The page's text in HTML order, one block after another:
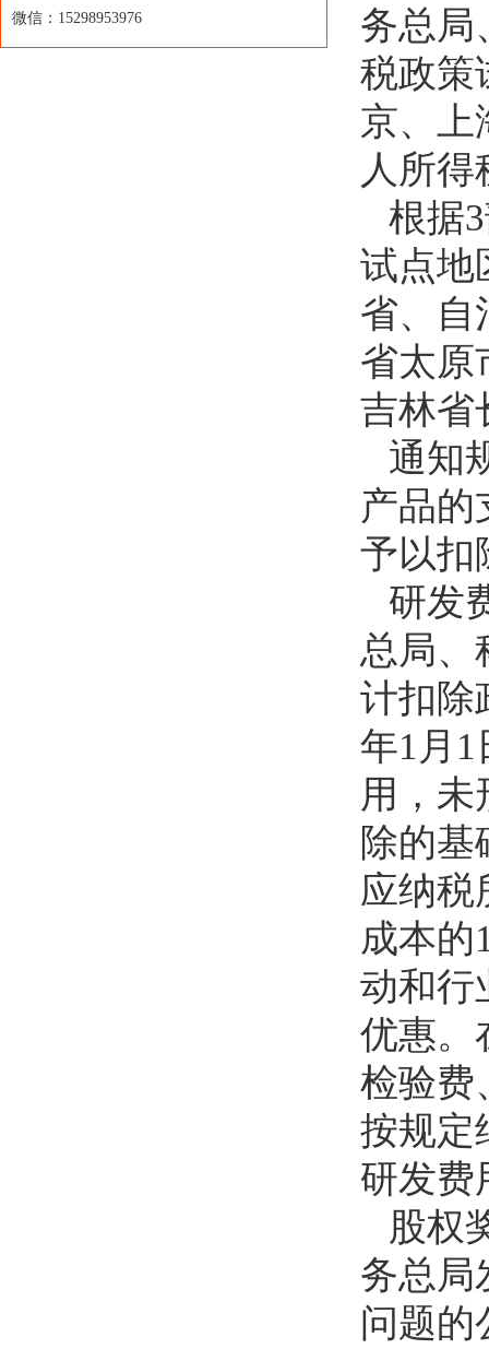
微信：15298953976
务总局
税政策
京、上
人所得
根据
试点地
省、自
省太原
吉林省
通知
产品的
予以扣
研发
总局、
计扣除
年1月
用，未
除的基
应纳税
成本的
动和行
优惠。
检验费
按规定
研发费
股权
务总局
问题的